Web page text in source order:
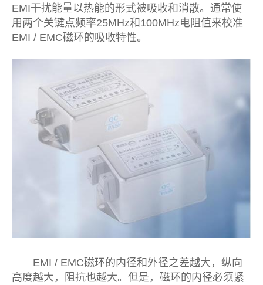
EMI干扰能量以热能的形式被吸收和消散。通常使
用两个关键点频率25MHz和100MHz电阻值来校准
EMI / EMC磁环的吸收特性。
EMI / EMC磁环的内径和外径之差越大，纵向
高度越大，阻抗也越大。但是，磁环的内径必须紧